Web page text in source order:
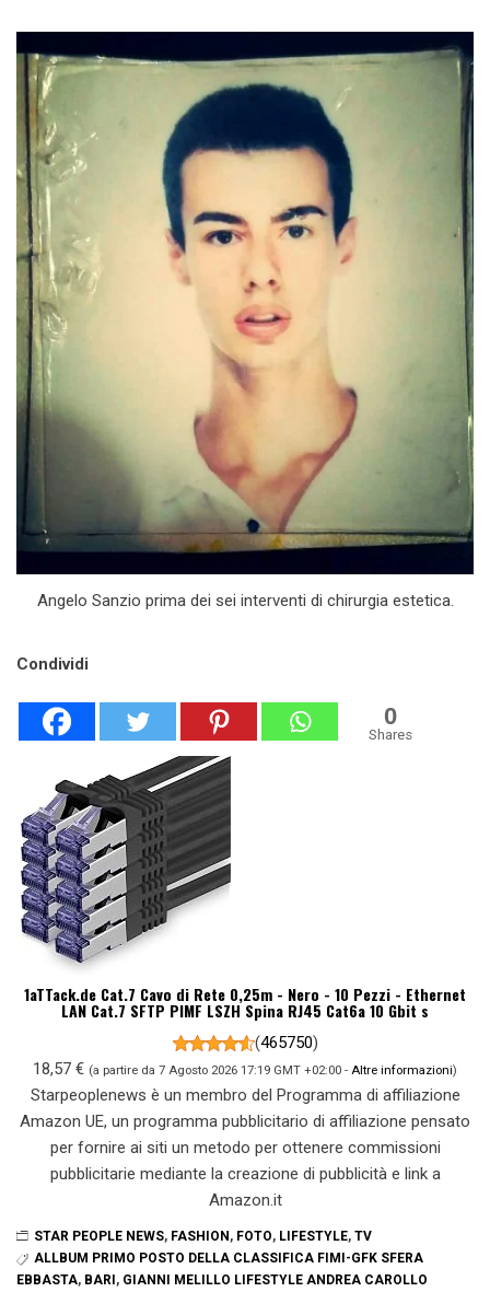
Angelo Sanzio prima dei sei interventi di chirurgia estetica.
Condividi
0
Shares
1aTTack.de Cat.7 Cavo di Rete 0,25m - Nero - 10 Pezzi - Ethernet
LAN Cat.7 SFTP PIMF LSZH Spina RJ45 Cat6a 10 Gbit s
(465750)
18,57 € (a partire da 7 Agosto 2026 17:19 GMT +02:00 - Altre informazioni)
Starpeoplenews è un membro del Programma di affiliazione
Amazon UE, un programma pubblicitario di affiliazione pensato
per fornire ai siti un metodo per ottenere commissioni
pubblicitarie mediante la creazione di pubblicità e link a
Amazon.it
STAR PEOPLE NEWS, FASHION, FOTO, LIFESTYLE, TV
ALLBUM PRIMO POSTO DELLA CLASSIFICA FIMI-GFK SFERA
EBBASTA, BARI, GIANNI MELILLO LIFESTYLE ANDREA CAROLLO